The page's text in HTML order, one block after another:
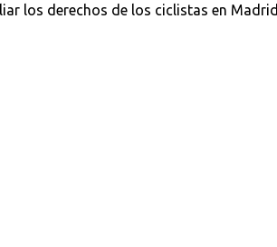
los derechos de los ciclistas en Madrid.